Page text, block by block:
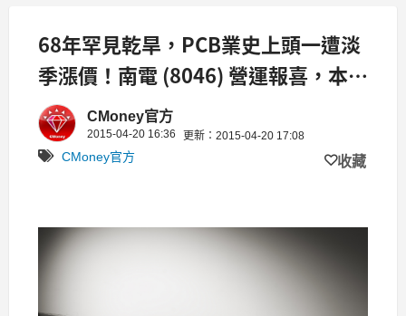
68年罕見乾旱，PCB業史上頭一遭淡
季漲價！南電 (8046) 營運報喜，本業
獲利轉正！CMoney官方
2015-04-20 16:36 更新：2015-04-20 17:08
CMoney官方 收藏